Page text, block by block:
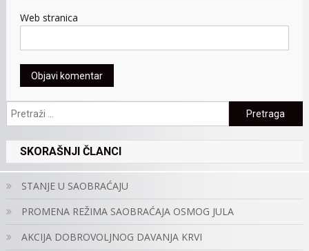
Web stranica
Pretraga:
SKORAŠNJI ČLANCI
STANJE U SAOBRAĆAJU
PROMENA REŽIMA SAOBRAĆAJA OSMOG JULA
AKCIJA DOBROVOLJNOG DAVANJA KRVI